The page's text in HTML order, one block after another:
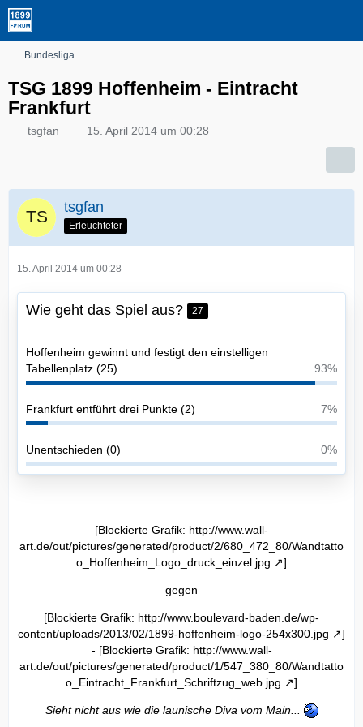
Bundesliga
TSG 1899 Hoffenheim - Eintracht
Frankfurt
tsgfan 15. April 2014 um 00:28
tsgfan
Erleuchteter
15. April 2014 um 00:28
Wie geht das Spiel aus? 27
Hoffenheim gewinnt und festigt den einstelligen
Tabellenplatz (25)
93%
Frankfurt entführt drei Punkte (2) 7%
Unentschieden (0) 0%
[Blockierte Grafik: http://www.wall-
art.de/out/pictures/generated/product/2/680_472_80/Wandtatto
o_Hoffenheim_Logo_druck_einzel.jpg
]
gegen
[Blockierte Grafik: http://www.boulevard-baden.de/wp-
content/uploads/2013/02/1899-hoffenheim-logo-254x300.jpg
]
- [Blockierte Grafik: http://www.wall-
art.de/out/pictures/generated/product/1/547_380_80/Wandtatto
o_Eintracht_Frankfurt_Schriftzug_web.jpg
]
Sieht nicht aus wie die launische Diva vom Main...